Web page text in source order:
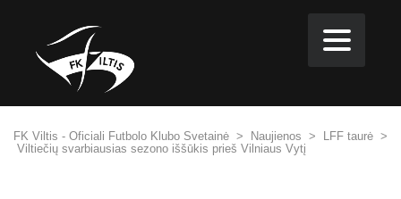
FK Viltis - Oficiali Futbolo Klubo Svetainė > Naujienos > LFF taurė >
Viltiečių svarbiausias sezono iššūkis prieš Vilniaus Vytį